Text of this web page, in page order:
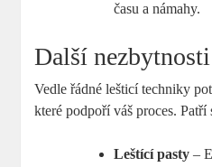
času a námahy.
Další nezbytnosti
Vedle řádné lešticí techniky
které podpoří váš proces. Patří
Leštící pasty –